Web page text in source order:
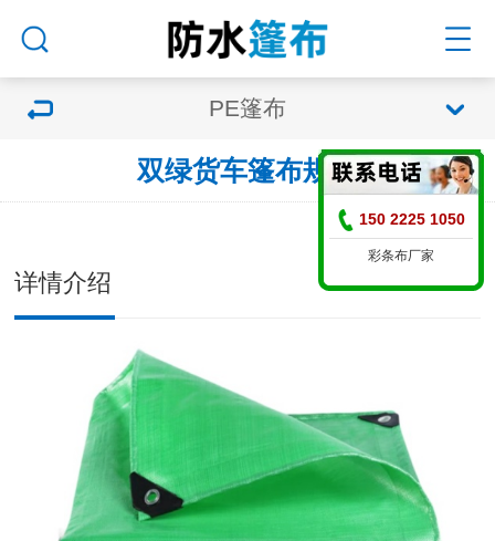
PE篷布
双绿货车篷布规格
详情介绍
150 2225 1050
彩条布厂家